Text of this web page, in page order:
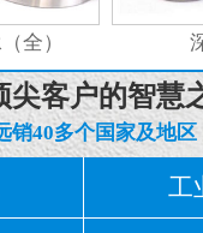
全）
尖客户的智慧
销40多个国家及地区
工